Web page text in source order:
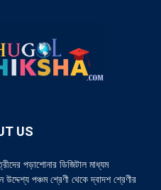
US
পড়াশোনার ডিজিটাল মাধ্যম
পঞ্চম শ্রেণী থেকে দ্বাদশ শ্রেণীর